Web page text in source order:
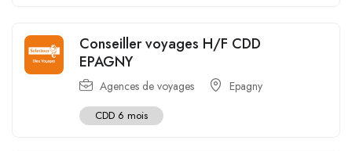
Conseiller voyages H/F CDD
EPAGNY
Agences de voyages Epagny
CDD 6 mois